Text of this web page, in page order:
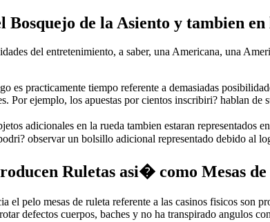
Bosquejo de la Asiento y tambien
del entretenimiento, a saber, una Americana, una
es practicamente tiempo referente a demasiadas
Por ejemplo, los apuestas por cientos inscribiri? hablan de
adicionales en la rueda tambien estaran
observar un bolsillo adicional representado debido al
Ruletas asi� como Mesas
el pelo mesas de ruleta referente a las casinos fisicos son
defectos cuerpos, baches y no ha transpirado angulos